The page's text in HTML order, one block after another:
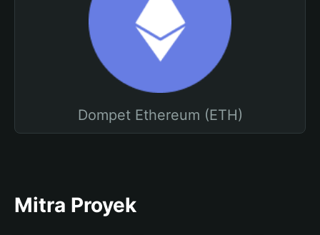
Dompet Ethereum (ETH)
Mitra Proyek